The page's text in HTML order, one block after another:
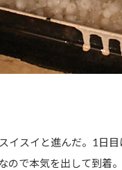
イスイと進んだ。1日
ので本気を出して到着